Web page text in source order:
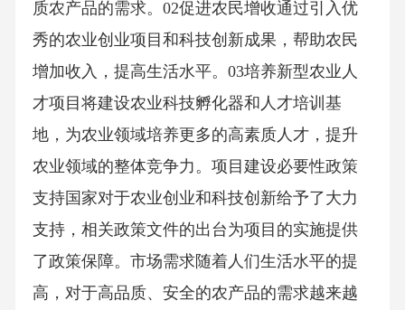
质农产品的需求。02促进农民增收通过引入优
秀的农业创业项目和科技创新成果，帮助农民
增加收入，提高生活水平。03培养新型农业人
才项目将建设农业科技孵化器和人才培训基
地，为农业领域培养更多的高素质人才，提升
农业领域的整体竞争力。项目建设必要性政策
支持国家对于农业创业和科技创新给予了大力
支持，相关政策文件的出台为项目的实施提供
了政策保障。市场需求随着人们生活水平的提
高，对于高品质、安全的农产品的需求越来越